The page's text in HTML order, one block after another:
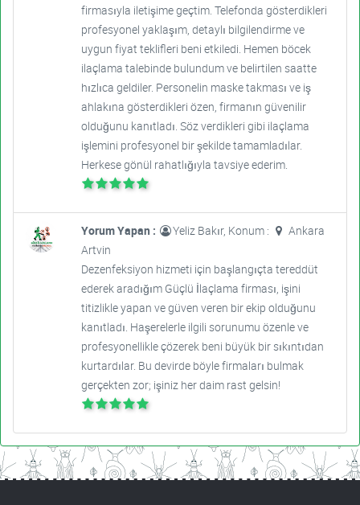
firmasıyla iletişime geçtim. Telefonda gösterdikleri
profesyonel yaklaşım, detaylı bilgilendirme ve
uygun fiyat teklifleri beni etkiledi. Hemen böcek
ilaçlama talebinde bulundum ve belirtilen saatte
hızlıca geldiler. Personelin maske takması ve iş
ahlakına gösterdikleri özen, firmanın güvenilir
olduğunu kanıtladı. Söz verdikleri gibi ilaçlama
işlemini profesyonel bir şekilde tamamladılar.
Herkese gönül rahatlığıyla tavsiye ederim.
Yorum Yapan : Yeliz Bakır, Konum :
Ankara
Artvin
Dezenfeksiyon hizmeti için başlangıçta tereddüt
ederek aradığım Güçlü İlaçlama firması, işini
titizlikle yapan ve güven veren bir ekip olduğunu
kanıtladı. Haşerelerle ilgili sorunumu özenle ve
profesyonellikle çözerek beni büyük bir sıkıntıdan
kurtardılar. Bu devirde böyle firmaları bulmak
gerçekten zor; işiniz her daim rast gelsin!